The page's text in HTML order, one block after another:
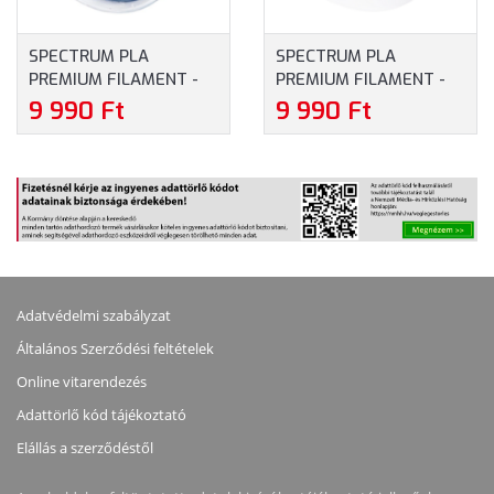
SPECTRUM PLA
PREMIUM FILAMENT -
GALAMBKÉK
(1.75MM/1KG)
9 990 Ft
SPECTRUM PLA
PREMIUM FILAMENT -
ARCTIC FEHÉR
(1.75MM/1KG)
9 990 Ft
Adatvédelmi szabályzat
Általános Szerződési feltételek
Online vitarendezés
Adattörlő kód tájékoztató
Elállás a szerződéstől